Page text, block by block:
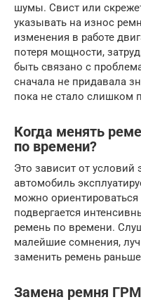
шумы. Свист или
указывать на износ
изменения в работе
потеря мощности,
быть связано с
сначала не придавала
пока не стало слишком
Когда менять
по времени?
Это зависит от условий
автомобиль
можно
подвергается
ремень по времени.
малейшие сомнения,
заменить ремень
Замена ремня